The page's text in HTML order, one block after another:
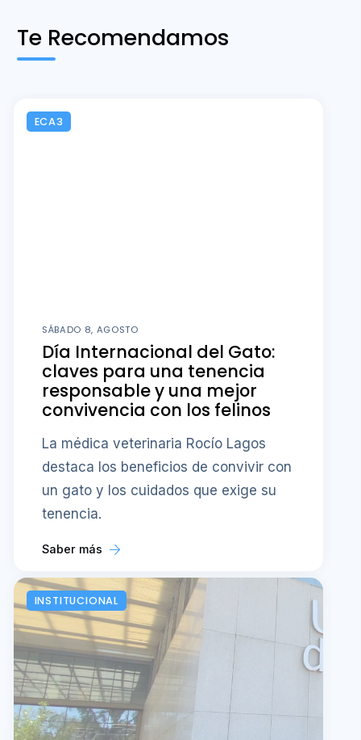
Te Recomendamos
ECA3
SÁBADO 8, AGOSTO
Día Internacional del Gato:
claves para una tenencia
responsable y una mejor
convivencia con los felinos
La médica veterinaria Rocío Lagos
destaca los beneficios de convivir con
un gato y los cuidados que exige su
tenencia.
Saber más
INSTITUCIONAL